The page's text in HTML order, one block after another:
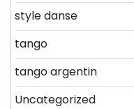
style danse
tango
tango argentin
Uncategorized